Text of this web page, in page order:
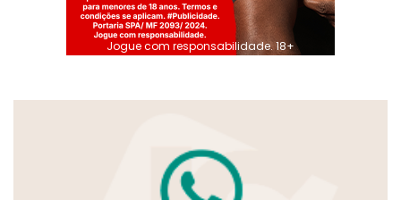
Jogue com responsabilidade. 18+